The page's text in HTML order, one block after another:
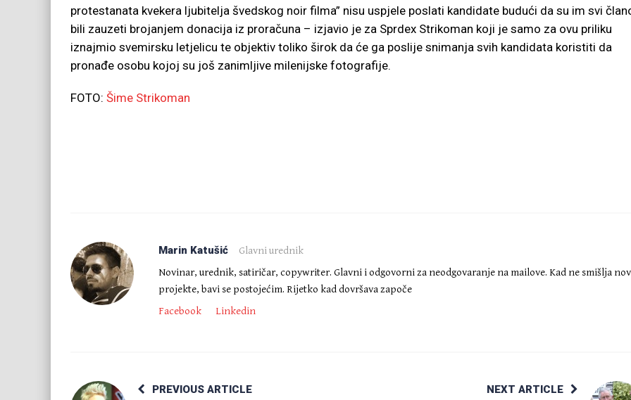
protestanata kvekera ljubitelja švedskog noir filma” nisu uspjele poslati kandidate budući da su im svi
bili zauzeti brojanjem donacija iz proračuna – izjavio je za Sprdex Strikoman koji je samo za ovu priliku
iznajmio svemirsku letjelicu te objektiv toliko širok da će ga poslije snimanja svih kandidata koristiti da
pronađe osobu kojoj su još zanimljive milenijske fotografije.
FOTO: Šime Strikoman
Marin Katušić
Glavni urednik
Novinar, urednik, satiričar, copywriter. Glavni i odgovorni za neodgovaranje na mailove. Kad ne smišlja
projekte, bavi se postojećim. Rijetko kad dovršava započe
Facebook
Linkedin
PREVIOUS ARTICLE NEXT ARTICLE